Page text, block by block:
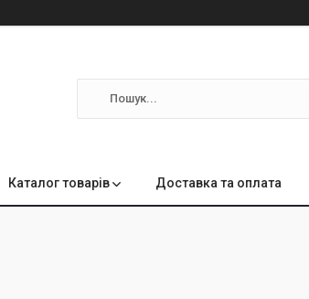
Каталог товарів Доставка та оплата